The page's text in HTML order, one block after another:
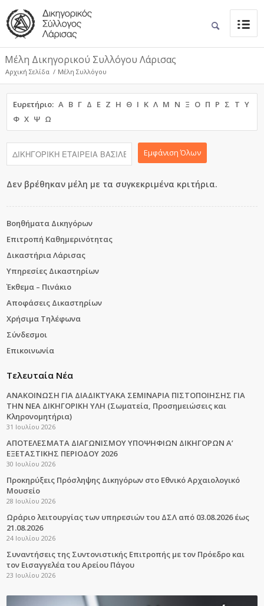
Μέλη Δικηγορικού Συλλόγου Λάρισας
Αρχική Σελίδα / Μέλη Συλλόγου
Ευρετήριο: Α Β Γ Δ Ε Ζ Η Θ Ι Κ Λ Μ Ν Ξ Ο Π Ρ Σ Τ Υ
Φ Χ Ψ Ω
Εμφάνιση Όλων
Δεν βρέθηκαν μέλη με τα συγκεκριμένα κριτήρια.
Βοηθήματα Δικηγόρων
Επιτροπή Καθημερινότητας
Δικαστήρια Λάρισας
Υπηρεσίες Δικαστηρίων
Έκθεμα – Πινάκιο
Αποφάσεις Δικαστηρίων
Χρήσιμα Τηλέφωνα
Σύνδεσμοι
Επικοινωνία
Τελευταία Νέα
ΑΝΑΚΟΙΝΩΣΗ ΓΙΑ ΔΙΑΔΙΚΤΥΑΚΑ ΣΕΜΙΝΑΡΙΑ ΠΙΣΤΟΠΟΙΗΣΗΣ ΓΙΑ
ΤΗΝ ΝΕΑ ΔΙΚΗΓΟΡΙΚΗ ΥΛΗ (Σωματεία, Προσημειώσεις και
Κληρονομητήρια)
31 Ιουλίου 2026
ΑΠΟΤΕΛΕΣΜΑΤΑ ΔΙΑΓΩΝΙΣΜΟΥ ΥΠΟΨΗΦΙΩΝ ΔΙΚΗΓΟΡΩΝ Α’
ΕΞΕΤΑΣΤΙΚΗΣ ΠΕΡΙΟΔΟΥ 2026
30 Ιουλίου 2026
Προκηρύξεις Πρόσληψης Δικηγόρων στο Εθνικό Αρχαιολογικό
Μουσείο
28 Ιουλίου 2026
Ωράριο λειτουργίας των υπηρεσιών του ΔΣΛ από 03.08.2026 έως
21.08.2026
24 Ιουλίου 2026
Συναντήσεις της Συντονιστικής Επιτροπής με τον Πρόεδρο και
τον Εισαγγελέα του Αρείου Πάγου
23 Ιουλίου 2026